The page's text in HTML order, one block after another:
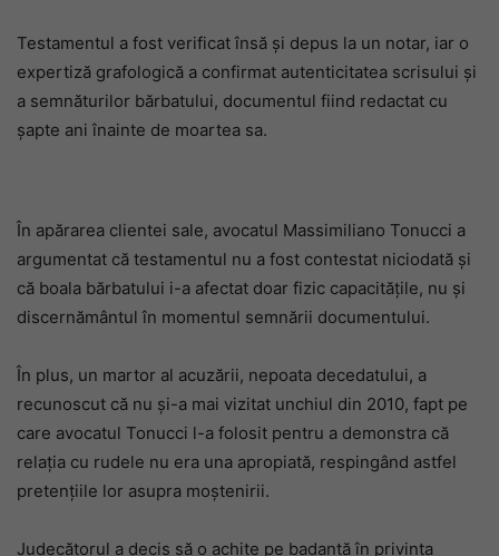
Testamentul a fost verificat însă și depus la un notar, iar o
expertiză grafologică a confirmat autenticitatea scrisului și
a semnăturilor bărbatului, documentul fiind redactat cu
șapte ani înainte de moartea sa.
În apărarea clientei sale, avocatul Massimiliano Tonucci a
argumentat că testamentul nu a fost contestat niciodată și
că boala bărbatului i-a afectat doar fizic capacitățile, nu și
discernământul în momentul semnării documentului.
În plus, un martor al acuzării, nepoata decedatului, a
recunoscut că nu și-a mai vizitat unchiul din 2010, fapt pe
care avocatul Tonucci l-a folosit pentru a demonstra că
relația cu rudele nu era una apropiată, respingând astfel
pretențiile lor asupra moștenirii.
Judecătorul a decis să o achite pe badantă în privința